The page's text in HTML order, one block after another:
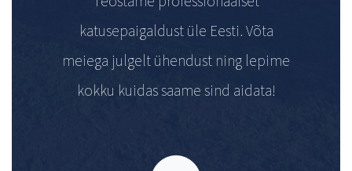
katusepaigaldust üle Eesti. Võta
meiega julgelt ühendust ning lepime
kokku kuidas saame sind aidata!